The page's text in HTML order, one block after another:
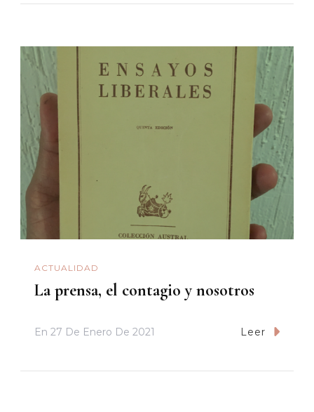
ACTUALIDAD
La prensa, el contagio y nosotros
En 27 De Enero De 2021 Leer